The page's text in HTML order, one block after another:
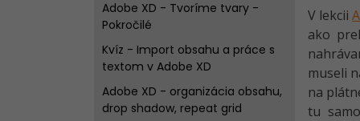
Adobe XD - Tvoríme tvary -
Pokročilé
Kvíz - Import obsahu a práce s
textom v Adobe XD
Adobe XD - organizácia obsahu,
drop shadow, repeat grid
V lekcii
ako
museli
na
tu